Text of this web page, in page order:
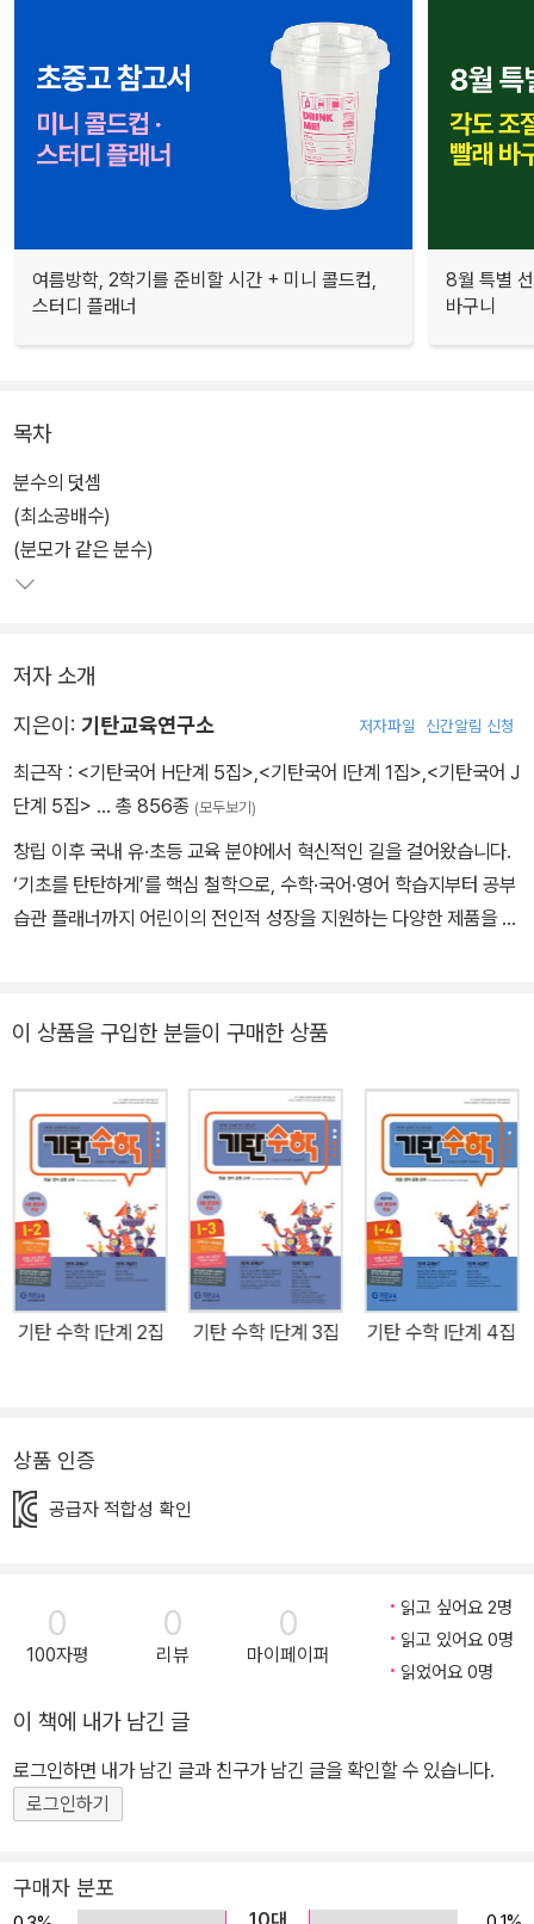
여름방학, 2학기를 준비할 시간 + 미니 콜드컵,
스터디 플래너
8월 특별
바구니
목차
분수의 덧셈
(최소공배수)
(분모가 같은 분수)
저자 소개
지은이: 기탄교육연구소 저자파일 신간알림 신청
최근작 : <기탄국어 H단계 5집>,<기탄국어 I단계 1집>,<기탄국어 J
단계 5집> … 총 856종 (모두보기)
창립 이후 국내 유·초등 교육 분야에서 혁신적인 길을 걸어왔습니다.
‘기초를 탄탄하게’를 핵심 철학으로, 수학·국어·영어 학습지부터 공부
습관 플래너까지 어린이의 전인적 성장을 지원하는 다양한 제품을 선
이 상품을 구입한 분들이 구매한 상품
기탄 수학 I단계 2집 기탄 수학 I단계 3집 기탄 수학 I단계 4집
상품 인증
공급자 적합성 확인
0
100자평
0
리뷰
0
마이페이퍼
읽고 싶어요 2명
읽고 있어요 0명
읽었어요 0명
이 책에 내가 남긴 글
로그인하면 내가 남긴 글과 친구가 남긴 글을 확인할 수 있습니다.
로그인하기
구매자 분포